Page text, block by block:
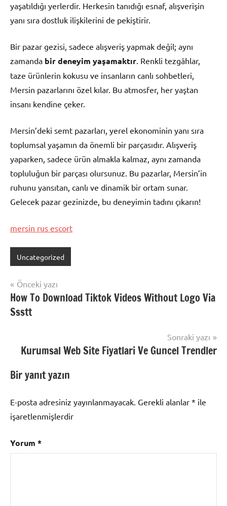
yaşatıldığı yerlerdir. Herkesin tanıdığı esnaf, alışverişin
yanı sıra dostluk ilişkilerini de pekiştirir.
Bir pazar gezisi, sadece alışveriş yapmak değil; aynı
zamanda bir deneyim yaşamaktır. Renkli tezgâhlar,
taze ürünlerin kokusu ve insanların canlı sohbetleri,
Mersin pazarlarını özel kılar. Bu atmosfer, her yaştan
insanı kendine çeker.
Mersin’deki semt pazarları, yerel ekonominin yanı sıra
toplumsal yaşamın da önemli bir parçasıdır. Alışveriş
yaparken, sadece ürün almakla kalmaz, aynı zamanda
topluluğun bir parçası olursunuz. Bu pazarlar, Mersin’in
ruhunu yansıtan, canlı ve dinamik bir ortam sunar.
Gelecek pazar gezinizde, bu deneyimin tadını çıkarın!
mersin rus escort
Uncategorized
Yazı
gezinmesi
Önceki yazı
How To Download Tiktok Videos Without Logo Via
Ssstt
Sonraki yazı
Kurumsal Web Site Fiyatlari Ve Guncel Trendler
Bir yanıt yazın
E-posta adresiniz yayınlanmayacak. Gerekli alanlar * ile
işaretlenmişlerdir
Yorum *